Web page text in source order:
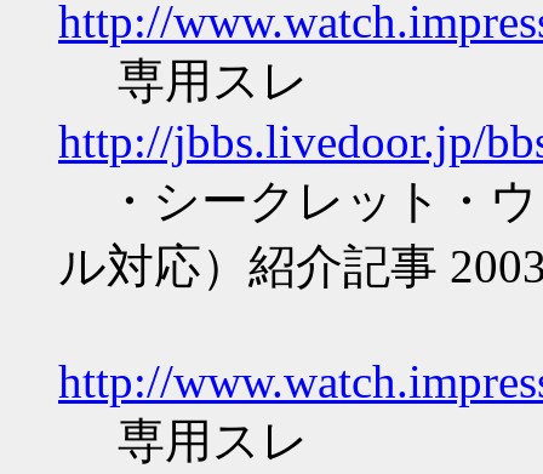
http://
専用スレ
http://jbbs.livedoor.jp/
・シークレット・
ル対応）紹介記事
http://
専用スレ